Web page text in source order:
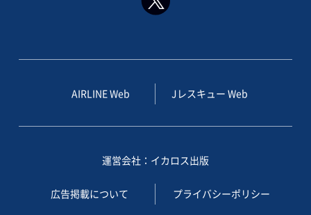
AIRLINE Web Jレスキュー Web
運営会社：イカロス出版
広告掲載について プライバシーポリシー